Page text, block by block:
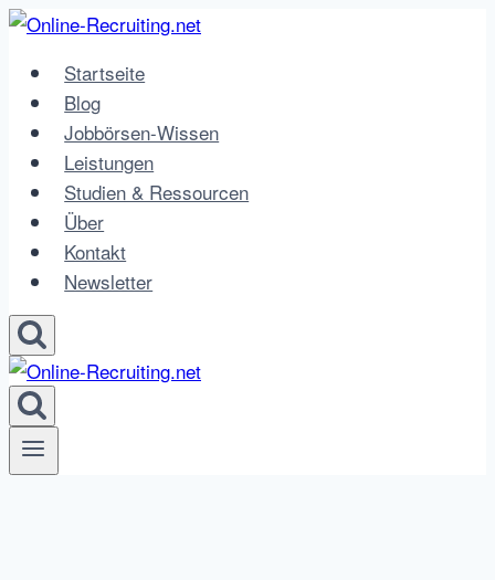
Zum
springenStartseite
Blog
Jobbörsen-Wissen
Leistungen
Studien & Ressourcen
Über
Kontakt
Newsletter